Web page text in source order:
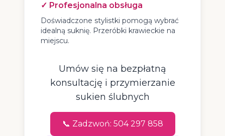
✓ Profesjonalna obsługa
Doświadczone stylistki pomogą wybrać
idealną suknię. Przeróbki krawieckie na
miejscu.
Umów się na bezpłatną
konsultację i przymierzanie
sukien ślubnych
📞 Zadzwoń: 504 297 858